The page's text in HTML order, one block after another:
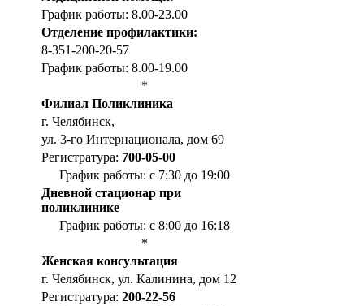
График работы: 8.00-23.00
Отделение профилактики:
8-351-200-20-57
График работы: 8.00-19.00
*
Филиал Поликлиника
г. Челябинск,
ул. 3-го Интернационала, дом 69
Регистратура: 700-05-00
График работы: с 7:30 до 19:00
Дневной стационар при
поликлинике
График работы: с 8:00 до 16:18
*
Женская консультация
г. Челябинск, ул. Калинина, дом 12
Регистратура: 200-22-56